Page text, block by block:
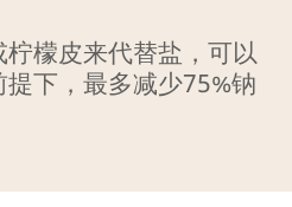
檬皮来代替盐，可以
下，最多减少75%钠